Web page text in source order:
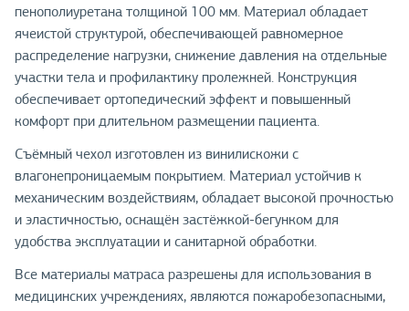
пенополиуретана толщиной 100 мм. Материал обладает
ячеистой структурой, обеспечивающей равномерное
распределение нагрузки, снижение давления на отдельные
участки тела и профилактику пролежней. Конструкция
обеспечивает ортопедический эффект и повышенный
комфорт при длительном размещении пациента.
Съёмный чехол изготовлен из винилискожи с
влагонепроницаемым покрытием. Материал устойчив к
механическим воздействиям, обладает высокой прочностью
и эластичностью, оснащён застёжкой-бегунком для
удобства эксплуатации и санитарной обработки.
Все материалы матраса разрешены для использования в
медицинских учреждениях, являются пожаробезопасными,